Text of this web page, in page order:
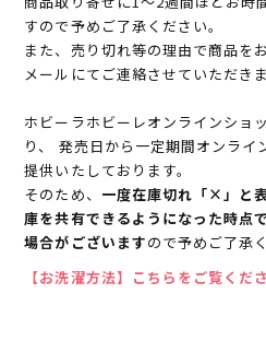
すので予めご了承ください。
また、売り切れ等の理由で商品を
メールにてご連絡させていただきま
ホビーラホビーレオンラインショ
り、 発売日から一定期間オンラ
提供いたしております。
そのため、 一度在庫切れ「×」と
庫を共有できるようになった時点
場合がございますので予めご了承
【お洗濯方法】こちらをご覧くださ